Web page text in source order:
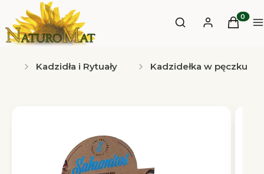
Otwórz
Szukaj Zaloguj sięKoszyk
Kadzidła i Rytuały Kadzidełka w pęczku